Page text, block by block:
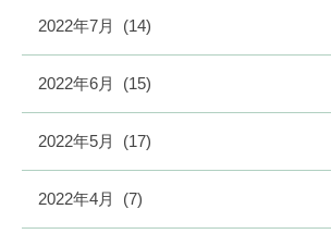
2022年7月 (14)
2022年6月 (15)
2022年5月 (17)
2022年4月 (7)